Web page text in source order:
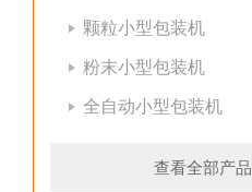
颗粒小型包装机
粉末小型包装机
全自动小型包装机
查看全部产品